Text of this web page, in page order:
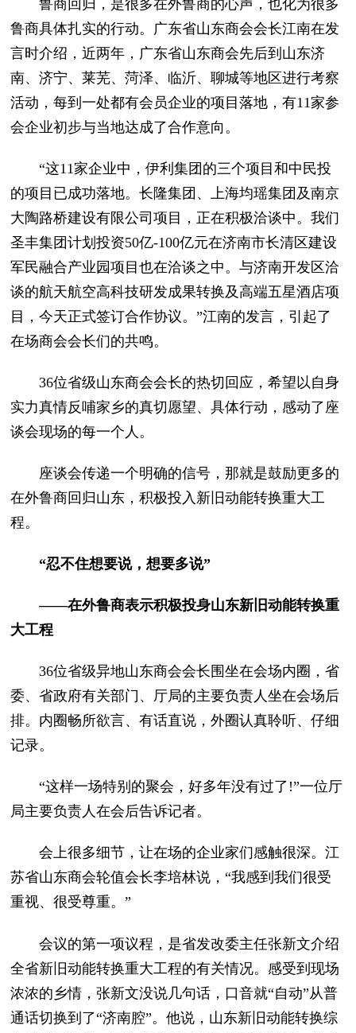
鲁商回归，是很多在外鲁商的心声，也化为很多
鲁商具体扎实的行动。广东省山东商会会长江南在发
言时介绍，近两年，广东省山东商会先后到山东济
南、济宁、莱芜、菏泽、临沂、聊城等地区进行考察
活动，每到一处都有会员企业的项目落地，有11家参
会企业初步与当地达成了合作意向。
“这11家企业中，伊利集团的三个项目和中民投
的项目已成功落地。长隆集团、上海均瑶集团及南京
大陶路桥建设有限公司项目，正在积极洽谈中。我们
圣丰集团计划投资50亿-100亿元在济南市长清区建设
军民融合产业园项目也在洽谈之中。与济南开发区洽
谈的航天航空高科技研发成果转换及高端五星酒店项
目，今天正式签订合作协议。”江南的发言，引起了
在场商会会长们的共鸣。
36位省级山东商会会长的热切回应，希望以自身
实力真情反哺家乡的真切愿望、具体行动，感动了座
谈会现场的每一个人。
座谈会传递一个明确的信号，那就是鼓励更多的
在外鲁商回归山东，积极投入新旧动能转换重大工
程。
“忍不住想要说，想要多说”
——在外鲁商表示积极投身山东新旧动能转换重
大工程
36位省级异地山东商会会长围坐在会场内圈，省
委、省政府有关部门、厅局的主要负责人坐在会场后
排。内圈畅所欲言、有话直说，外圈认真聆听、仔细
记录。
“这样一场特别的聚会，好多年没有过了!”一位厅
局主要负责人在会后告诉记者。
会上很多细节，让在场的企业家们感触很深。江
苏省山东商会轮值会长李培林说，“我感到我们很受
重视、很受尊重。”
会议的第一项议程，是省发改委主任张新文介绍
全省新旧动能转换重大工程的有关情况。感受到现场
浓浓的乡情，张新文没说几句话，口音就“自动”从普
通话切换到了“济南腔”。他说，山东新旧动能转换综